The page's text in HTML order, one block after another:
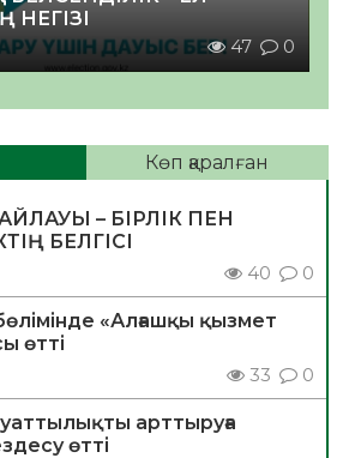
47 0
Көп қаралған
– БІРЛІК ПЕН
БЕЛГІСІ
40 0
«Алғашқы қызмет
өтті
33 0
арттыруға
өтті